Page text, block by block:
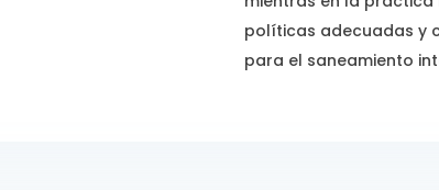
políticas adecuadas y
para el saneamiento